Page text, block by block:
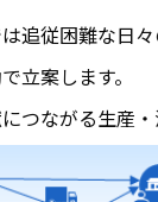
従困難な日
立案します。
つながる生産・